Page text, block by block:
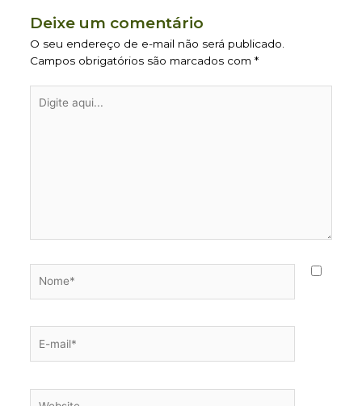
Deixe um comentário
O seu endereço de e-mail não será publicado.
Campos obrigatórios são marcados com *
aqui...
mail*